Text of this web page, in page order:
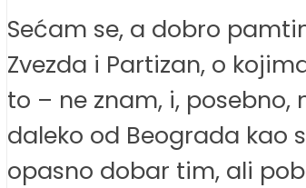
Sećam se, a dobro
Zvezda i Partizan, o
to – ne znam, i,
daleko od Beograda kao
opasno dobar tim, ali